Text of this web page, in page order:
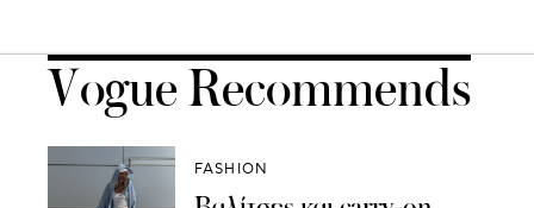
Vogue Recommends
FASHION